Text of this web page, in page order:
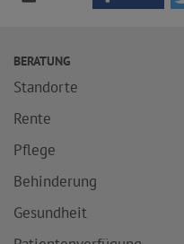
BERATUNG
Standorte
Rente
Pflege
Behinderung
Gesundheit